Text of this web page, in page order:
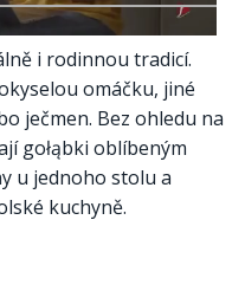
i rodinnou tradicí.
omáčku, jiné
ječmen. Bez ohledu na
gołąbki oblíbeným
u jednoho stolu a
kuchyně.